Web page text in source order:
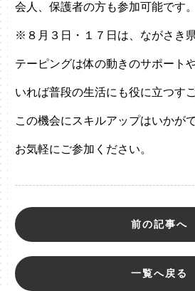
会人、保護者の方も参加可能です。
※８月３日・１７日は、ながさき
テーピングは体の動きのサポート
いれば普段の生活にも役に立つす
この機会にスキルアップはいかが
お気軽にご参加ください。
前の記事へ
一覧へ戻る